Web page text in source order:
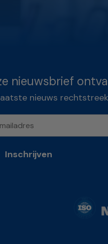
nieuwsbrief
nieuws
Inschrijven